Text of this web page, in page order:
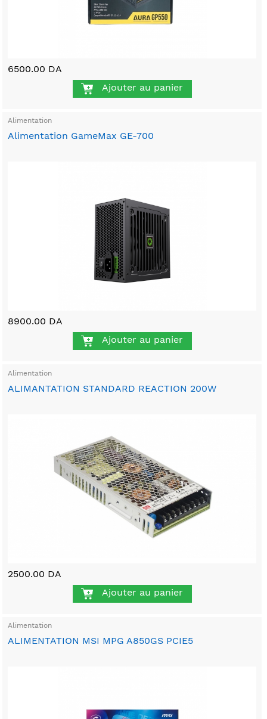
6500.00 DA
Ajouter au panier
Alimentation
Alimentation GameMax GE-700
8900.00 DA
Ajouter au panier
Alimentation
ALIMANTATION STANDARD REACTION 200W
2500.00 DA
Ajouter au panier
Alimentation
ALIMENTATION MSI MPG A850GS PCIE5